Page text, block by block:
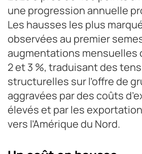
une progression annuelle
Les hausses les plus
observées au premier
augmentations mensuelles
2 et 3 %, traduisant des
structurelles sur l’offre de
aggravées par des coûts
élevés et par les
vers l’Amérique du Nord.